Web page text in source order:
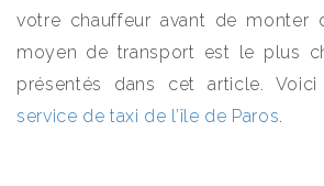
votre chauffeur avant de monter
moyen de transport est le plus
présentés dans cet article.
service de taxi de l’île de Paros